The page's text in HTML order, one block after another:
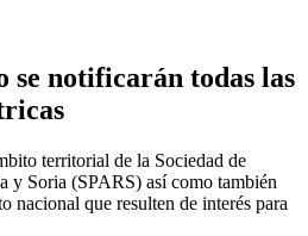
se notificarán todas las
territorial de la Sociedad de
y Soria (SPARS) así como también
nacional que resulten de interés para